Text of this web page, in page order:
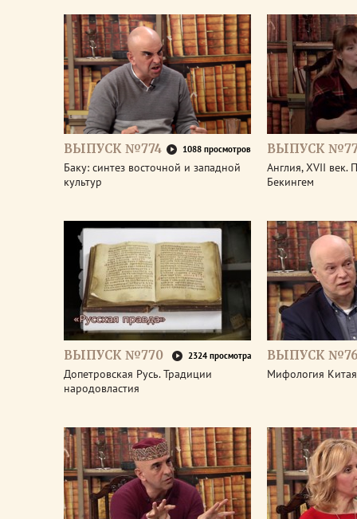
ВЫПУСК №774 1088 просмотров
Баку: синтез восточной и западной
культур
ВЫПУСК
Англия, XVII век.
Бекингем
ВЫПУСК №770 2324 просмотра
Допетровская Русь. Традиции
народовластия
ВЫПУСК
Мифология Китая